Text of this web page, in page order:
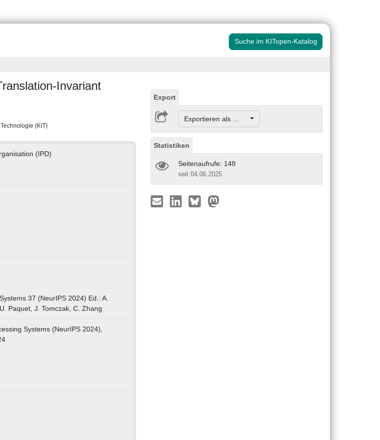
Suche im KITopen-Katalog
Invariant
(KIT)
(IPD)
37 (NeurIPS 2024) Ed.: A.
Paquet, J. Tomczak, C. Zhang
Systems (NeurIPS 2024),
Export
Exportieren als ...
Statistiken
Seitenaufrufe: 148
seit 04.06.2025